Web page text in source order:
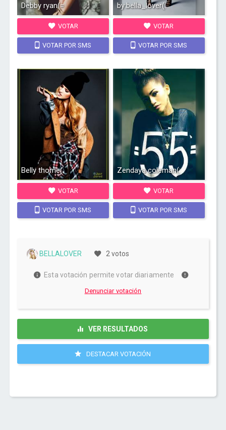
Debby ryan(=
VOTAR
VOTAR POR SMS
by:bella_lover(:
VOTAR
VOTAR POR SMS
Belly thorne(:
VOTAR
VOTAR POR SMS
Zendaya coleman(:
VOTAR
VOTAR POR SMS
BELLALOVER 2 votos
Esta votación permite votar diariamente
Denunciar votación
VER RESULTADOS
DESTACAR VOTACIÓN